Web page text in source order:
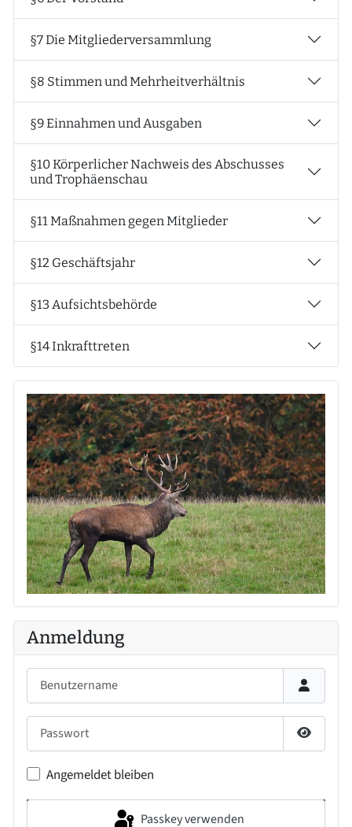
§7 Die Mitgliederversammlung
§8 Stimmen und Mehrheitverhältnis
§9 Einnahmen und Ausgaben
§10 Körperlicher Nachweis des Abschusses
und Trophäenschau
§11 Maßnahmen gegen Mitglieder
§12 Geschäftsjahr
§13 Aufsichtsbehörde
§14 Inkrafttreten
Anmeldung
Benutzername
Passwort
Angemeldet bleiben
Passkey verwenden